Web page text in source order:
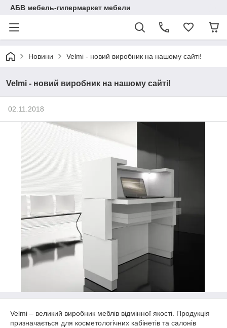
АБВ мебель-гипермаркет мебели
Новини Velmi - новий виробник на нашому сайті!
Velmi - новий виробник на нашому сайті!
02.11.2018
Velmi – великий виробник меблів відмінної якості. Продукція
призначається для косметологічних кабінетів та салонів